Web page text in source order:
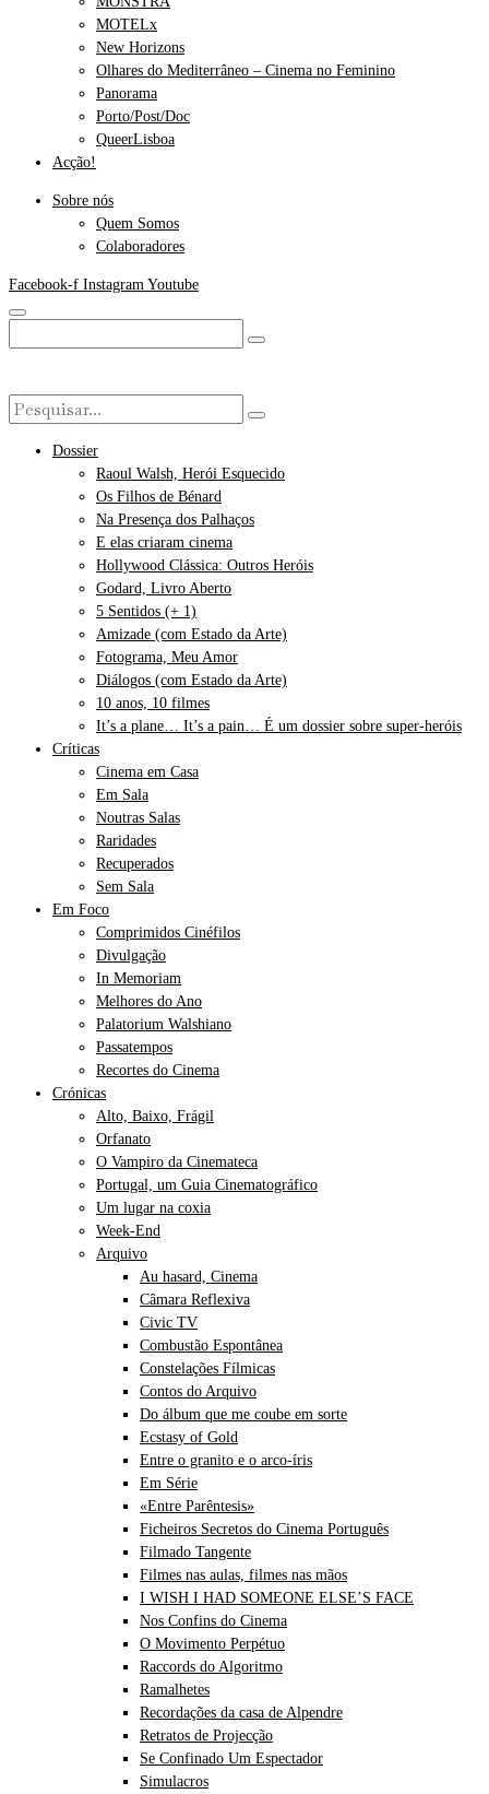
MOTELx
New Horizons
Olhares do Mediterrâneo – Cinema no Feminino
Panorama
Porto/Post/Doc
QueerLisboa
Acção!
Sobre nós
Quem Somos
Colaboradores
Facebook-f Instagram Youtube
Dossier
Raoul Walsh, Herói Esquecido
Os Filhos de Bénard
Na Presença dos Palhaços
E elas criaram cinema
Hollywood Clássica: Outros Heróis
Godard, Livro Aberto
5 Sentidos (+ 1)
Amizade (com Estado da Arte)
Fotograma, Meu Amor
Diálogos (com Estado da Arte)
10 anos, 10 filmes
It’s a plane… It’s a pain… É um dossier sobre super-heróis
Críticas
Cinema em Casa
Em Sala
Noutras Salas
Raridades
Recuperados
Sem Sala
Em Foco
Comprimidos Cinéfilos
Divulgação
In Memoriam
Melhores do Ano
Palatorium Walshiano
Passatempos
Recortes do Cinema
Crónicas
Alto, Baixo, Frágil
Orfanato
O Vampiro da Cinemateca
Portugal, um Guia Cinematográfico
Um lugar na coxia
Week-End
Arquivo
Au hasard, Cinema
Câmara Reflexiva
Civic TV
Combustão Espontânea
Constelações Fílmicas
Contos do Arquivo
Do álbum que me coube em sorte
Ecstasy of Gold
Entre o granito e o arco-íris
Em Série
«Entre Parêntesis»
Ficheiros Secretos do Cinema Português
Filmado Tangente
Filmes nas aulas, filmes nas mãos
I WISH I HAD SOMEONE ELSE’S FACE
Nos Confins do Cinema
O Movimento Perpétuo
Raccords do Algoritmo
Ramalhetes
Recordações da casa de Alpendre
Retratos de Projecção
Se Confinado Um Espectador
Simulacros